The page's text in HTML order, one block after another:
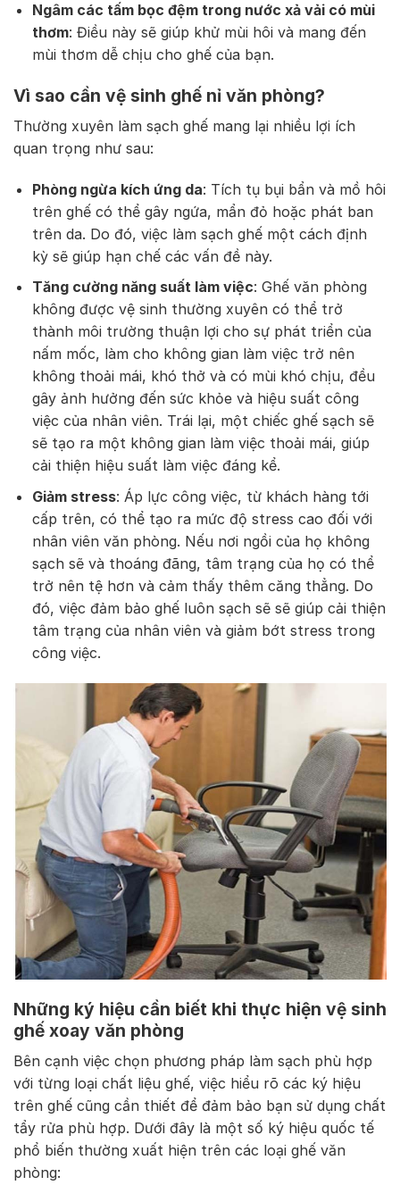
Ngâm các tấm bọc đệm trong nước xả vải có mùi
thơm: Điều này sẽ giúp khử mùi hôi và mang đến
mùi thơm dễ chịu cho ghế của bạn.
Vì sao cần vệ sinh ghế nỉ văn phòng?
Thường xuyên làm sạch ghế mang lại nhiều lợi ích
quan trọng như sau:
Phòng ngừa kích ứng da: Tích tụ bụi bẩn và mồ hôi
trên ghế có thể gây ngứa, mẩn đỏ hoặc phát ban
trên da. Do đó, việc làm sạch ghế một cách định
kỳ sẽ giúp hạn chế các vấn đề này.
Tăng cường năng suất làm việc: Ghế văn phòng
không được vệ sinh thường xuyên có thể trở
thành môi trường thuận lợi cho sự phát triển của
nấm mốc, làm cho không gian làm việc trở nên
không thoải mái, khó thở và có mùi khó chịu, đều
gây ảnh hưởng đến sức khỏe và hiệu suất công
việc của nhân viên. Trái lại, một chiếc ghế sạch sẽ
sẽ tạo ra một không gian làm việc thoải mái, giúp
cải thiện hiệu suất làm việc đáng kể.
Giảm stress: Áp lực công việc, từ khách hàng tới
cấp trên, có thể tạo ra mức độ stress cao đối với
nhân viên văn phòng. Nếu nơi ngồi của họ không
sạch sẽ và thoáng đãng, tâm trạng của họ có thể
trở nên tệ hơn và cảm thấy thêm căng thẳng. Do
đó, việc đảm bảo ghế luôn sạch sẽ sẽ giúp cải thiện
tâm trạng của nhân viên và giảm bớt stress trong
công việc.
Những ký hiệu cần biết khi thực hiện vệ sinh
ghế xoay văn phòng
Bên cạnh việc chọn phương pháp làm sạch phù hợp
với từng loại chất liệu ghế, việc hiểu rõ các ký hiệu
trên ghế cũng cần thiết để đảm bảo bạn sử dụng chất
tẩy rửa phù hợp. Dưới đây là một số ký hiệu quốc tế
phổ biến thường xuất hiện trên các loại ghế văn
phòng: